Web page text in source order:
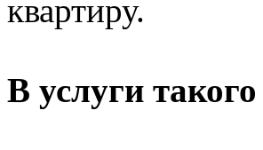
квартиру.
В услуги